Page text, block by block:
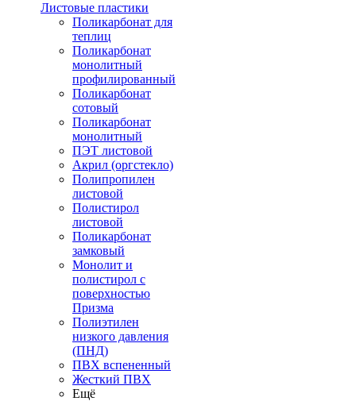
Листовые пластики
Поликарбонат для
теплиц
Поликарбонат
монолитный
профилированный
Поликарбонат
сотовый
Поликарбонат
монолитный
ПЭТ листовой
Акрил (оргстекло)
Полипропилен
листовой
Полистирол
листовой
Поликарбонат
замковый
Монолит и
полистирол с
поверхностью
Призма
Полиэтилен
низкого давления
(ПНД)
ПВХ вспененный
Жесткий ПВХ
Ещё